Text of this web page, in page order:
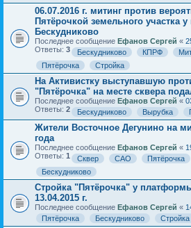
06.07.2016 г. митинг против
Пятёрочкой земельного участка
Бескудниково
Последнее сообщение Ефанов Сергей «
Ответы: 3 Бескудниково КПРФ
Пятёрочка
Стройка
На Активистку выступавшую
"Пятёрочка" на месте сквера
Последнее сообщение Ефанов Сергей «
Ответы: 2 Бескудниково Вырубка
Жители Восточное Дегунино на
года
Последнее сообщение Ефанов Сергей «
Ответы: 1 Сквер САО Пятёрочка
Бескудниково
Стройка "Пятёрочка" у
13.04.2015 г.
Последнее сообщение Ефанов Сергей «
Пятёрочка
Бескудниково Стройка